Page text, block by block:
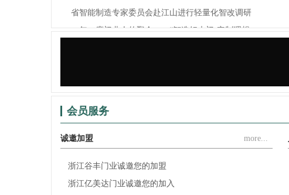
省智能制造专家委员会赴江山进行轻量化智改调研
一年一度门业人的聚会——“智造好木门·定制理想...
会员服务
诚邀加盟 more...
浙江谷丰门业诚邀您的加盟
浙江亿美达门业诚邀您的加入